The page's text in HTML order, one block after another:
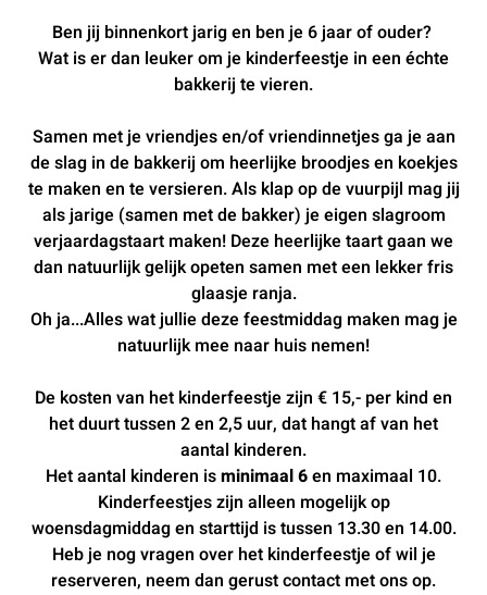
Ben jij binnenkort jarig en ben je 6 jaar of ouder?
Wat is er dan leuker om je kinderfeestje in een échte
bakkerij te vieren.
Samen met je vriendjes en/of vriendinnetjes ga je aan
de slag in de bakkerij om heerlijke broodjes en koekjes
te maken en te versieren. Als klap op de vuurpijl mag jij
als jarige (samen met de bakker) je eigen slagroom
verjaardagstaart maken! Deze heerlijke taart gaan we
dan natuurlijk gelijk opeten samen met een lekker fris
glaasje ranja.
Oh ja...Alles wat jullie deze feestmiddag maken mag je
natuurlijk mee naar huis nemen!
De kosten van het kinderfeestje zijn € 15,- per kind en
het duurt tussen 2 en 2,5 uur, dat hangt af van het
aantal kinderen.
Het aantal kinderen isminimaal 6en maximaal 10.
Kinderfeestjes zijn alleen mogelijk op
woensdagmiddag en starttijd is tussen 13.30 en 14.00.
Heb je nog vragen over het kinderfeestje of wil je
reserveren, neem dan gerust contact met ons op.